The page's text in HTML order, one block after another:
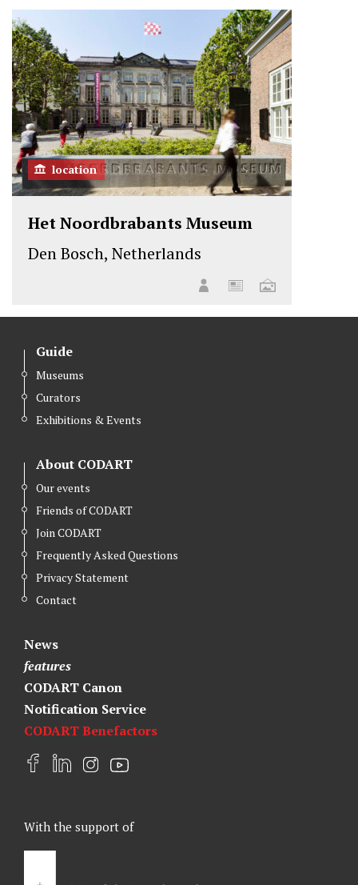
location
Het Noordbrabants Museum
Den Bosch, Netherlands
Guide
Museums
Curators
Exhibitions & Events
About CODART
Our events
Friends of CODART
Join CODART
Frequently Asked Questions
Privacy Statement
Contact
News
features
CODART Canon
Notification Service
CODART Benefactors
F
b
o
L
e
d
I
a
Y
u
With the support of